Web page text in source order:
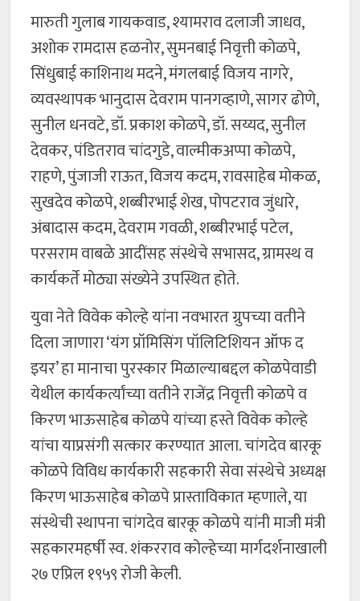
मारुती गुलाब गायकवाड, श्यामराव दलाजी जाधव,
अशोक रामदास हळनोर, सुमनबाई निवृत्ती कोळपे,
सिंधुबाई काशिनाथ मदने, मंगलबाई विजय नागरे,
व्यवस्थापक भानुदास देवराम पानगव्हाणे, सागर ढोणे,
सुनील धनवटे, डॉ. प्रकाश कोळपे, डॉ. सय्यद, सुनील
देवकर, पंडितराव चांदगुडे, वाल्मीकअप्पा कोळपे,
राहणे, पुंजाजी राऊत, विजय कदम, रावसाहेब मोकळ,
सुखदेव कोळपे, शब्बीरभाई शेख, पोपटराव जुंधारे,
अंबादास कदम, देवराम गवळी, शब्बीरभाई पटेल,
परसराम वाबळे आदींसह संस्थेचे सभासद, ग्रामस्थ व
कार्यकर्ते मोठ्या संख्येने उपस्थित होते.
युवा नेते विवेक कोल्हे यांना नवभारत ग्रुपच्या वतीने
दिला जाणारा ‘यंग प्रॉमिसिंग पॉलिटिशियन ऑफ द
इयर’ हा मानाचा पुरस्कार मिळाल्याबद्दल कोळपेवाडी
येथील कार्यकर्त्यांच्या वतीने राजेंद्र निवृत्ती कोळपे व
किरण भाऊसाहेब कोळपे यांच्या हस्ते विवेक कोल्हे
यांचा याप्रसंगी सत्कार करण्यात आला. चांगदेव बारकू
कोळपे विविध कार्यकारी सहकारी सेवा संस्थेचे अध्यक्ष
किरण भाऊसाहेब कोळपे प्रास्ताविकात म्हणाले, या
संस्थेची स्थापना चांगदेव बारकू कोळपे यांनी माजी मंत्री
सहकारमहर्षी स्व. शंकरराव कोल्हेच्या मार्गदर्शनाखाली
२७ एप्रिल १९५९ रोजी केली.